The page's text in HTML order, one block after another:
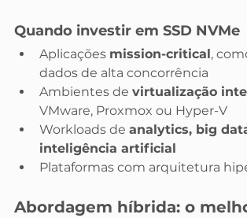
Quando investir em SSD NVMe
Aplicações mission-critical ,
dados de alta concorrência
Ambientes de virtualização
VMware, Proxmox ou Hyper-V
Workloads de analytics, big
inteligência artificial
Plataformas com arquitetura
Abordagem híbrida: o